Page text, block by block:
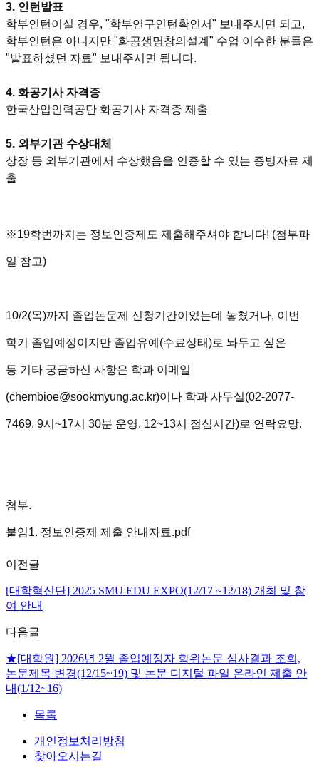
3. 인턴발표
학부인턴이실 경우, "학부연구인턴확인서" 보내주시면 되고,
학부인턴은 아니지만 "화공생명창의설계" 수업 이수한 분들은
"발표하셨던 자료" 보내주시면 됩니다.
4. 화공기사 자격증
한국산업인력공단 화공기사 자격증 제출
5. 외부기관 수상대체
상장 등 외부기관에서 수상했음을 인증할 수 있는 증빙자료 제
출
※19학번까지는 정보인증제도 제출해주셔야 합니다! (첨부파
일 참고)
10/2(목)까지 졸업논문제 신청기간이었는데 놓쳤거나, 이번
학기 졸업예정이지만 졸업유예(수료상태)로 놔두고 싶은
등 기타 궁금하신 사항은 학과 이메일
(chembioe@sookmyung.ac.kr)이나 학과 사무실(02-2077-
7469. 9시~17시 30분 운영. 12~13시 점심시간)로 연락요망.
첨부.
붙임1. 정보인증제 제출 안내자료.pdf
이전글
[대학혁신단] 2025 SMU EDU EXPO(12/17 ~12/18) 개최 및 참
여 안내
다음글
★[대학원] 2026년 2월 졸업예정자 학위논문 심사결과 조회,
논문제목 변경(12/15~19) 및 논문 디지털 파일 온라인 제출 안
내(1/12~16)
목록
개인정보처리방침
찾아오시는길